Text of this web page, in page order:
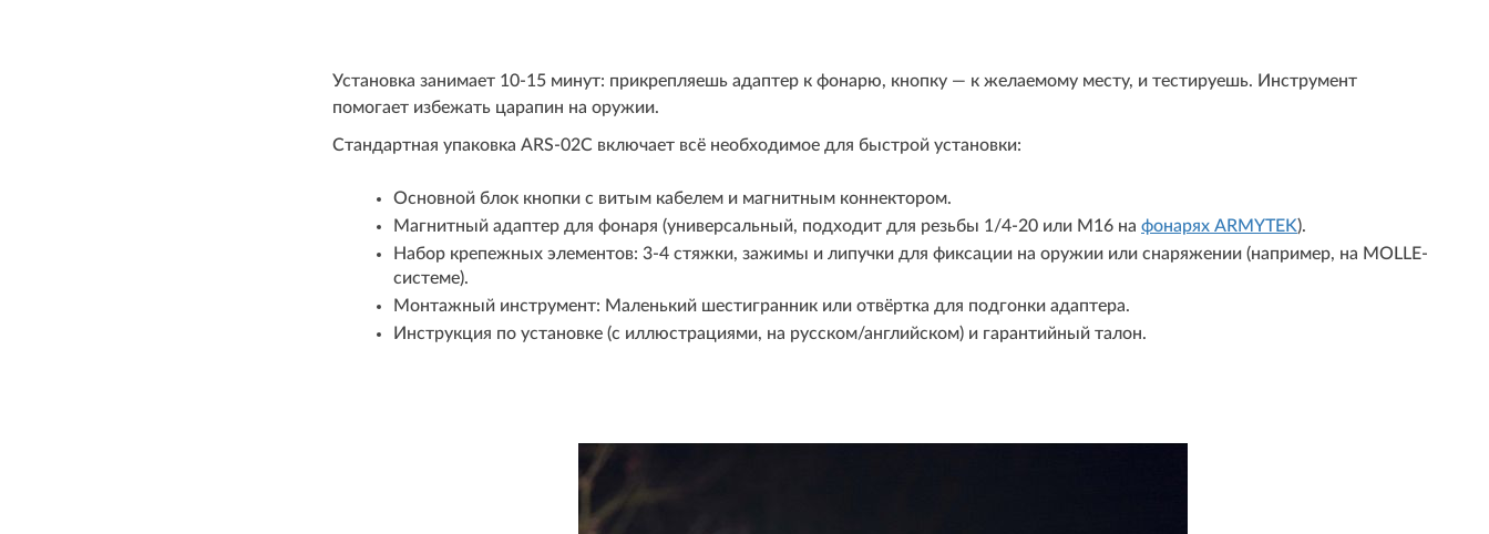
Установка занимает 10-15 минут: прикрепляешь адаптер к фонарю, кнопку — к желаемому месту, и тестируешь. Инструмент
помогает избежать царапин на оружии.
Стандартная упаковка ARS-02C включает всё необходимое для быстрой установки:
Основной блок кнопки с витым кабелем и магнитным коннектором.
Магнитный адаптер для фонаря (универсальный, подходит для резьбы 1/4-20 или M16 на фонарях ARMYTEK).
Набор крепежных элементов: 3-4 стяжки, зажимы и липучки для фиксации на оружии или снаряжении (например, на MOLLE-
системе).
Монтажный инструмент: Маленький шестигранник или отвёртка для подгонки адаптера.
Инструкция по установке (с иллюстрациями, на русском/английском) и гарантийный талон.